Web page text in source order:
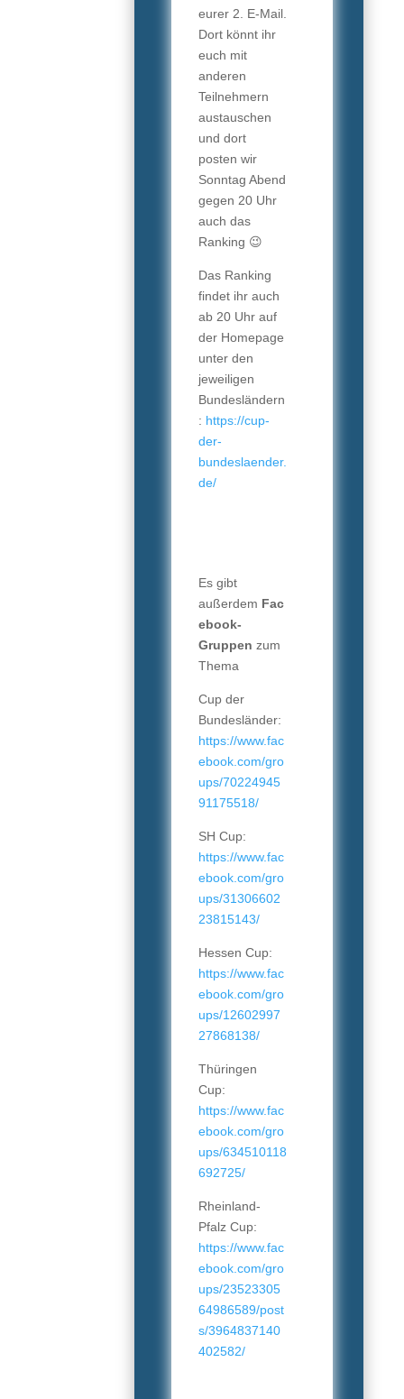
eurer 2. E-Mail.
Dort könnt ihr
euch mit
anderen
Teilnehmern
austauschen
und dort
posten wir
Sonntag Abend
gegen 20 Uhr
auch das
Ranking 😉
Das Ranking
findet ihr auch
ab 20 Uhr auf
der Homepage
unter den
jeweiligen
Bundesländern
: https://cup-
der-
bundeslaender.
de/
Es gibt
außerdem Fac
ebook-
Gruppenzum
Thema
Cup der
Bundesländer:
https://www.fac
ebook.com/gro
ups/70224945
91175518/
SH Cup:
https://www.fac
ebook.com/gro
ups/31306602
23815143/
Hessen Cup:
https://www.fac
ebook.com/gro
ups/12602997
27868138/
Thüringen
Cup:
https://www.fac
ebook.com/gro
ups/634510118
692725/
Rheinland-
Pfalz Cup:
https://www.fac
ebook.com/gro
ups/23523305
64986589/post
s/3964837140
402582/